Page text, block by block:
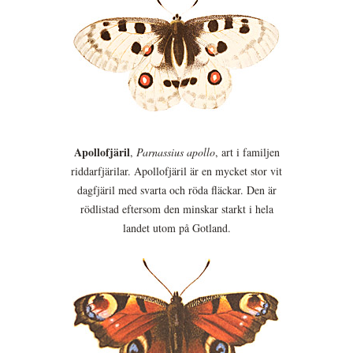
Apollofjäril, Parnassius apollo, art i familjen
riddarfjärilar. Apollofjäril är en mycket stor vit
dagfjäril med svarta och röda fläckar. Den är
rödlistad eftersom den minskar starkt i hela
landet utom på Gotland.